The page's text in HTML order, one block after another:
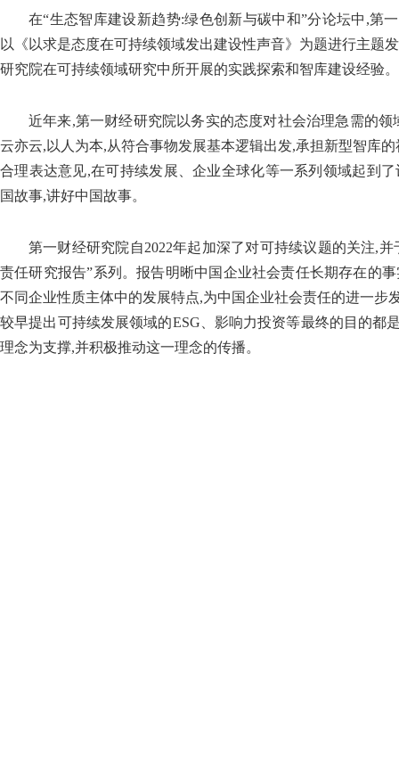
在“生态智库建设新趋势:绿色创新与碳中和”分论坛中,第
以《以求是态度在可持续领域发出建设性声音》为题进行主题
研究院在可持续领域研究中所开展的实践探索和智库建设经验。
近年来,第一财经研究院以务实的态度对社会治理急需的
云亦云,以人为本,从符合事物发展基本逻辑出发,承担新型智库
合理表达意见,在可持续发展、企业全球化等一系列领域起到
国故事,讲好中国故事。
第一财经研究院自2022年起加深了对可持续议题的关注,
责任研究报告”系列。报告明晰中国企业社会责任长期存在的
不同企业性质主体中的发展特点,为中国企业社会责任的进一步
较早提出可持续发展领域的ESG、影响力投资等最终的目的都
理念为支撑,并积极推动这一理念的传播。